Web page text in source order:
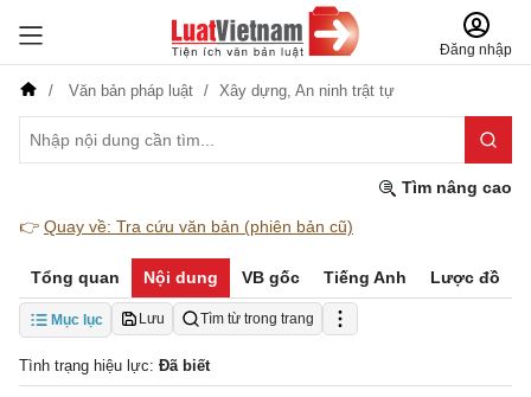
Đăng nhập
Văn bản pháp luật Xây dựng, An ninh trật tự
Tìm nâng cao
👉 Quay về: Tra cứu văn bản (phiên bản cũ)
Tổng quan Nội dung VB gốc Tiếng Anh Lược đồ
Mục lục Lưu Tìm từ trong trang
Tình trạng hiệu lực: Đã biết